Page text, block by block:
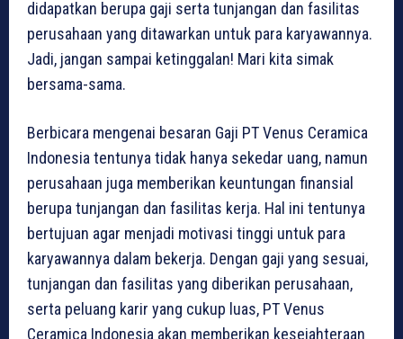
didapatkan berupa gaji serta tunjangan dan fasilitas
perusahaan yang ditawarkan untuk para karyawannya.
Jadi, jangan sampai ketinggalan! Mari kita simak
bersama-sama.
Berbicara mengenai besaran Gaji PT Venus Ceramica
Indonesia tentunya tidak hanya sekedar uang, namun
perusahaan juga memberikan keuntungan finansial
berupa tunjangan dan fasilitas kerja. Hal ini tentunya
bertujuan agar menjadi motivasi tinggi untuk para
karyawannya dalam bekerja. Dengan gaji yang sesuai,
tunjangan dan fasilitas yang diberikan perusahaan,
serta peluang karir yang cukup luas, PT Venus
Ceramica Indonesia akan memberikan kesejahteraan